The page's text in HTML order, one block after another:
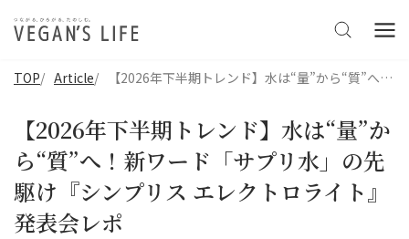
TOP Article 【2026年下半期トレンド】水は“量”から“質”へ！新ワード「サプリ水」の先駆け『シンプリス エレクトロライト』発表会レポ
【2026年下半期トレンド】水は“量”か
ら“質”へ！新ワード「サプリ水」の先
駆け『シンプリス エレクトロライト』
発表会レポ